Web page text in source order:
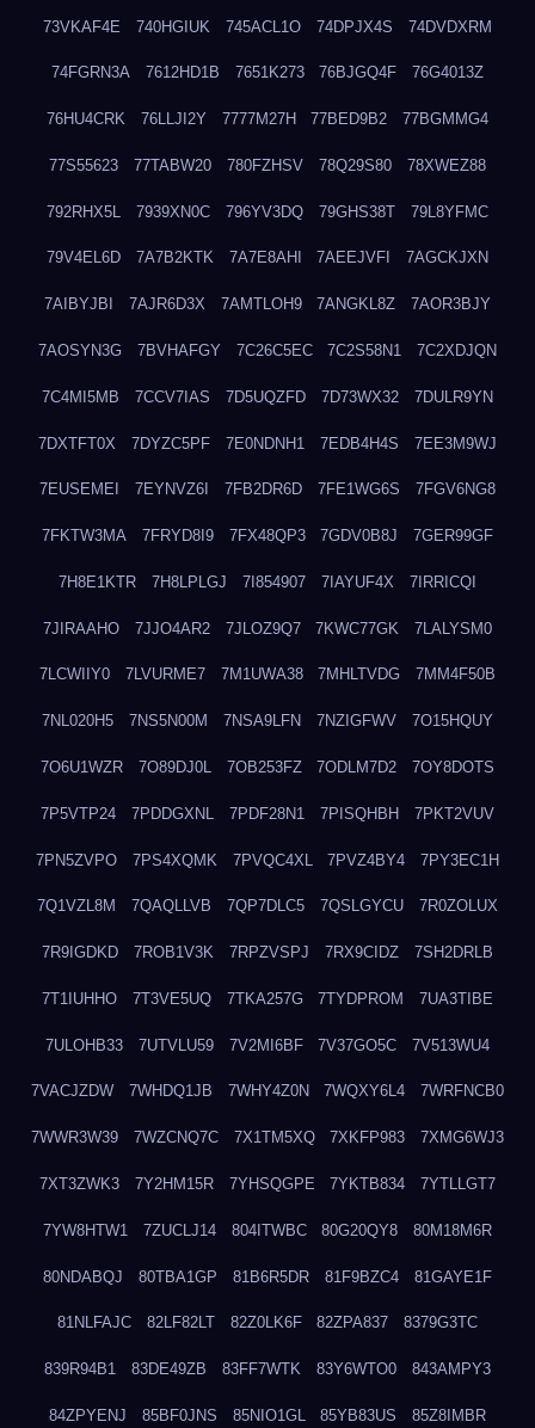
73VKAF4E 740HGIUK 745ACL1O 74DPJX4S 74DVDXRM
74FGRN3A 7612HD1B 7651K273 76BJGQ4F 76G4013Z
76HU4CRK 76LLJI2Y 7777M27H 77BED9B2 77BGMMG4
77S55623 77TABW20 780FZHSV 78Q29S80 78XWEZ88
792RHX5L 7939XN0C 796YV3DQ 79GHS38T 79L8YFMC
79V4EL6D 7A7B2KTK 7A7E8AHI 7AEEJVFI 7AGCKJXN
7AIBYJBI 7AJR6D3X 7AMTLOH9 7ANGKL8Z 7AOR3BJY
7AOSYN3G 7BVHAFGY 7C26C5EC 7C2S58N1 7C2XDJQN
7C4MI5MB 7CCV7IAS 7D5UQZFD 7D73WX32 7DULR9YN
7DXTFT0X 7DYZC5PF 7E0NDNH1 7EDB4H4S 7EE3M9WJ
7EUSEMEI 7EYNVZ6I 7FB2DR6D 7FE1WG6S 7FGV6NG8
7FKTW3MA 7FRYD8I9 7FX48QP3 7GDV0B8J 7GER99GF
7H8E1KTR 7H8LPLGJ 7I854907 7IAYUF4X 7IRRICQI
7JIRAAHO 7JJO4AR2 7JLOZ9Q7 7KWC77GK 7LALYSM0
7LCWIIY0 7LVURME7 7M1UWA38 7MHLTVDG 7MM4F50B
7NL020H5 7NS5N00M 7NSA9LFN 7NZIGFWV 7O15HQUY
7O6U1WZR 7O89DJ0L 7OB253FZ 7ODLM7D2 7OY8DOTS
7P5VTP24 7PDDGXNL 7PDF28N1 7PISQHBH 7PKT2VUV
7PN5ZVPO 7PS4XQMK 7PVQC4XL 7PVZ4BY4 7PY3EC1H
7Q1VZL8M 7QAQLLVB 7QP7DLC5 7QSLGYCU 7R0ZOLUX
7R9IGDKD 7ROB1V3K 7RPZVSPJ 7RX9CIDZ 7SH2DRLB
7T1IUHHO 7T3VE5UQ 7TKA257G 7TYDPROM 7UA3TIBE
7ULOHB33 7UTVLU59 7V2MI6BF 7V37GO5C 7V513WU4
7VACJZDW 7WHDQ1JB 7WHY4Z0N 7WQXY6L4 7WRFNCB0
7WWR3W39 7WZCNQ7C 7X1TM5XQ 7XKFP983 7XMG6WJ3
7XT3ZWK3 7Y2HM15R 7YHSQGPE 7YKTB834 7YTLLGT7
7YW8HTW1 7ZUCLJ14 804ITWBC 80G20QY8 80M18M6R
80NDABQJ 80TBA1GP 81B6R5DR 81F9BZC4 81GAYE1F
81NLFAJC 82LF82LT 82Z0LK6F 82ZPA837 8379G3TC
839R94B1 83DE49ZB 83FF7WTK 83Y6WTO0 843AMPY3
84ZPYENJ 85BF0JNS 85NIO1GL 85YB83US 85Z8IMBR